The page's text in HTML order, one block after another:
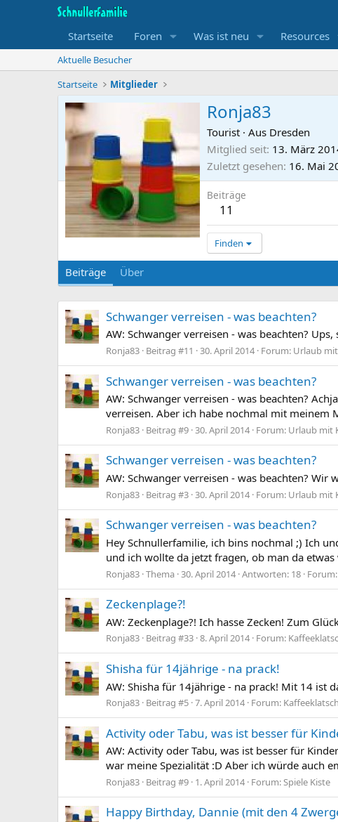
Startseite Foren Was ist neu Resources
Aktuelle Besucher
Startseite
Mitglieder
Ronja83
Tourist · Aus Dresden
Mitglied seit 13. März
Zuletzt gesehen 16. Mai
Beiträge
11
Finden
Beiträge Über
Schwanger verreisen - was beachten?
AW: Schwanger verreisen - was beachten?
Ronja83 Beitrag #11 30. April 2014 Forum: Urlaub
Schwanger verreisen - was beachten?
AW: Schwanger verreisen - was beachten?
verreisen. Aber ich habe nochmal mit meinem
Ronja83 Beitrag #9 30. April 2014 Forum: Urlaub mit
Schwanger verreisen - was beachten?
AW: Schwanger verreisen - was beachten?
Ronja83 Beitrag #3 30. April 2014 Forum: Urlaub mit
Schwanger verreisen - was beachten?
Hey Schnullerfamilie, ich bins nochmal ;) Ich
und ich wollte da jetzt fragen, ob man da
Ronja83 Thema 30. April 2014 Antworten: 18 Forum:
Zeckenplage?!
AW: Zeckenplage?! Ich hasse Zecken! Zum
Ronja83 Beitrag #33 8. April 2014 Forum:
Shisha für 14jährige - na prack!
AW: Shisha für 14jährige - na prack! Mit 14 ist
Ronja83 Beitrag #5 7. April 2014 Forum: Kaffeeklatsch
Activity oder Tabu, was ist besser für
AW: Activity oder Tabu, was ist besser für
war meine Spezialität :D Aber ich würde auch
Ronja83 Beitrag #9 1. April 2014 Forum:Spiele Kiste
Happy Birthday, Dannie (mit den 4